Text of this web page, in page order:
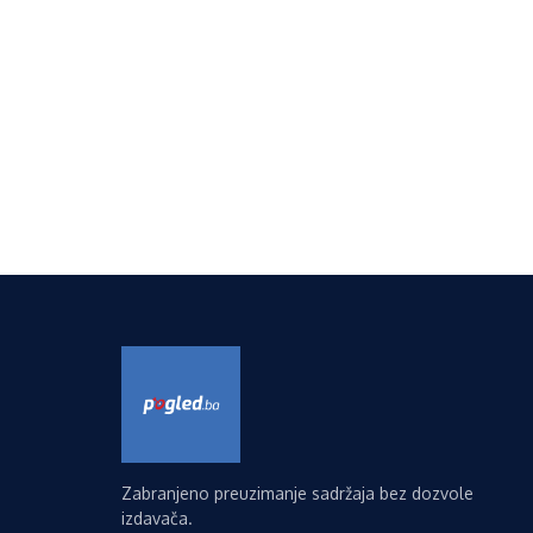
Zabranjeno preuzimanje sadržaja bez dozvole
izdavača.